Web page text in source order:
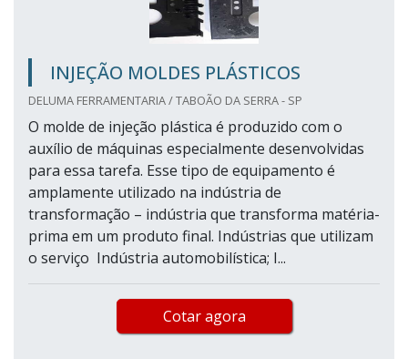
INJEÇÃO MOLDES PLÁSTICOS
DELUMA FERRAMENTARIA / TABOÃO DA SERRA - SP
O molde de injeção plástica é produzido com o
auxílio de máquinas especialmente desenvolvidas
para essa tarefa. Esse tipo de equipamento é
amplamente utilizado na indústria de
transformação – indústria que transforma matéria-
prima em um produto final. Indústrias que utilizam
o serviço Indústria automobilística; I...
Cotar agora